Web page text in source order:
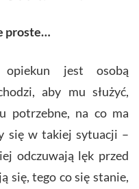
proste…
jest osobą
aby mu służyć,
potrzebne, na co ma
się w takiej sytuacji –
odczuwają lęk przed
się, tego co się stanie,